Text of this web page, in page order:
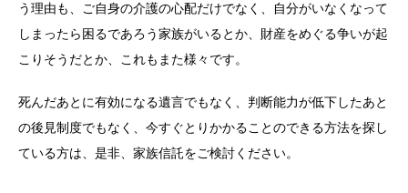
う理由も、ご自身の介護の心配だけでなく、自分がいなくなって
しまったら困るであろう家族がいるとか、財産をめぐる争いが起
こりそうだとか、これもまた様々です。
死んだあとに有効になる遺言でもなく、判断能力が低下したあと
の後見制度でもなく、今すぐとりかかることのできる方法を探し
ている方は、是非、家族信託をご検討ください。